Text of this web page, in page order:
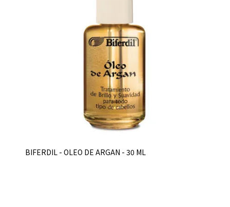
BIFERDIL - OLEO DE ARGAN - 30 ML